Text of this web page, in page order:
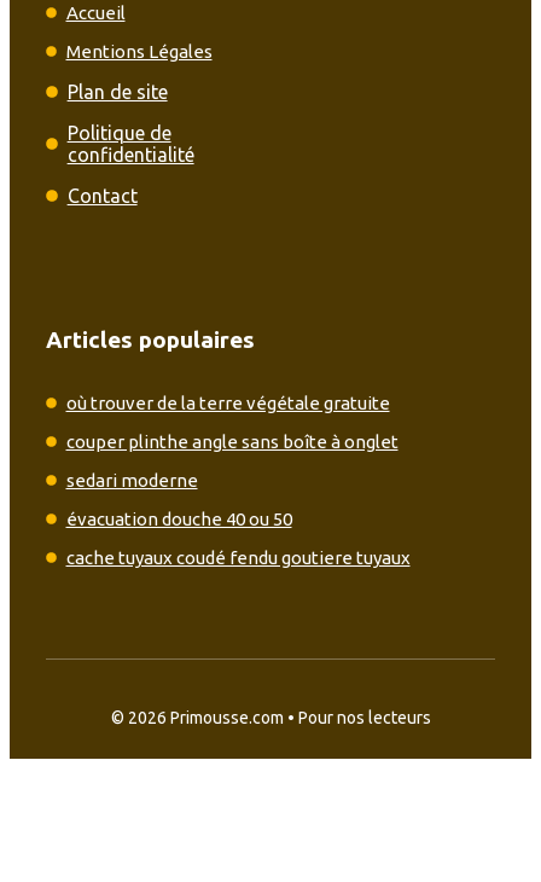
Accueil
Mentions Légales
Plan de site
Politique de
confidentialité
Contact
Articles populaires
où trouver de la terre végétale gratuite
couper plinthe angle sans boîte à onglet
sedari moderne
évacuation douche 40 ou 50
cache tuyaux coudé fendu goutiere tuyaux
© 2026 Primousse.com • Pour nos lecteurs